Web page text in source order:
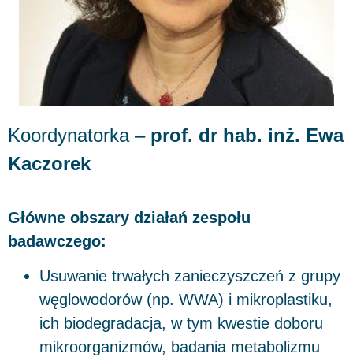
Koordynatorka – prof. dr hab. inż. Ewa
Kaczorek
Główne obszary działań zespołu
badawczego:
Usuwanie trwałych zanieczyszczeń z grupy
węglowodorów (np. WWA) i mikroplastiku,
ich biodegradacja, w tym kwestie doboru
mikroorganizmów, badania metabolizmu